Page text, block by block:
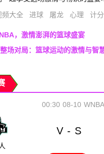
频大全 进球 屠龙 心理 计
，激情澎湃的篮球盛宴
场对局：篮球运动的激情与智
08-10
00:30 WNBA
V - S